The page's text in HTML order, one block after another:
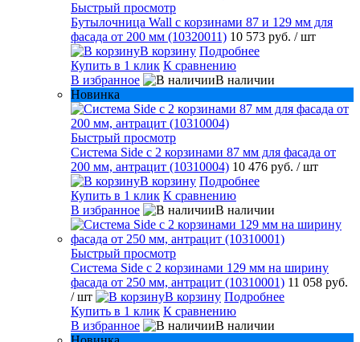
Быстрый просмотр
Бутылочница Wall с корзинами 87 и 129 мм для
фасада от 200 мм (10320011) 10 573 руб. / шт
В корзину Подробнее
Купить в 1 клик К сравнению
В избранное
В наличии
Новинка
Быстрый просмотр
Система Side с 2 корзинами 87 мм для фасада от
200 мм, антрацит (10310004) 10 476 руб. / шт
В корзину Подробнее
Купить в 1 клик К сравнению
В избранное
В наличии
Быстрый просмотр
Система Side c 2 корзинами 129 мм на ширину
фасада от 250 мм, антрацит (10310001) 11 058 руб.
/ шт
В корзину Подробнее
Купить в 1 клик К сравнению
В избранное
В наличии